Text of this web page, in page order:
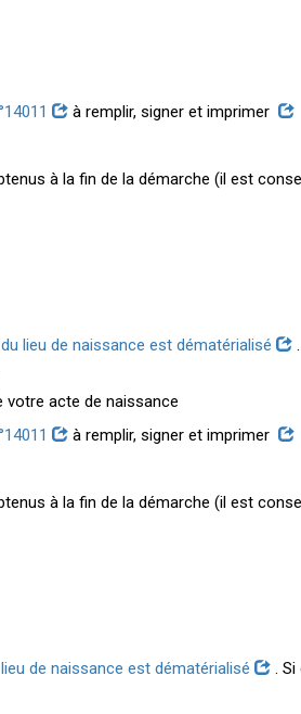
à remplir, signer et imprimer
à la fin de la démarche (il est
lieu de naissance est dématérialisé
acte de naissance
à remplir, signer et imprimer
à la fin de la démarche (il est
de naissance est dématérialisé .